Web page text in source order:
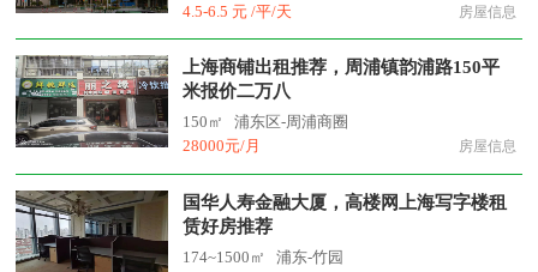
4.5-6.5 元 /平/天
房屋信息
上海商铺出租推荐，周浦镇韵浦路150平
米报价二万八
150㎡
浦东区-周浦商圈
28000元/月
房屋信息
国华人寿金融大厦，高楼网上海写字楼租
赁好房推荐
174~1500㎡
浦东-竹园